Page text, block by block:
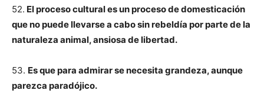
52. El proceso cultural es un proceso de domesticación
que no puede llevarse a cabo sin rebeldía por parte de la
naturaleza animal, ansiosa de libertad.
53. Es que para admirar se necesita grandeza, aunque
parezca paradójico.